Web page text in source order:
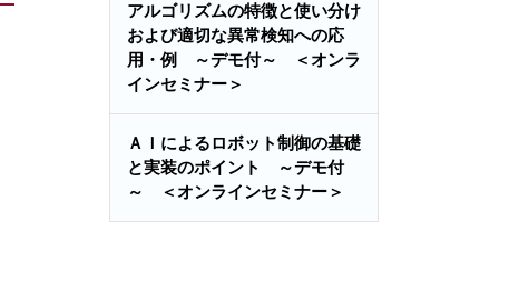
アルゴリズムの特徴と使い分け
および適切な異常検知への応
用・例 ～デモ付～ ＜オンラ
インセミナー＞
ＡＩによるロボット制御の基礎
と実装のポイント ～デモ付
～ ＜オンラインセミナー＞